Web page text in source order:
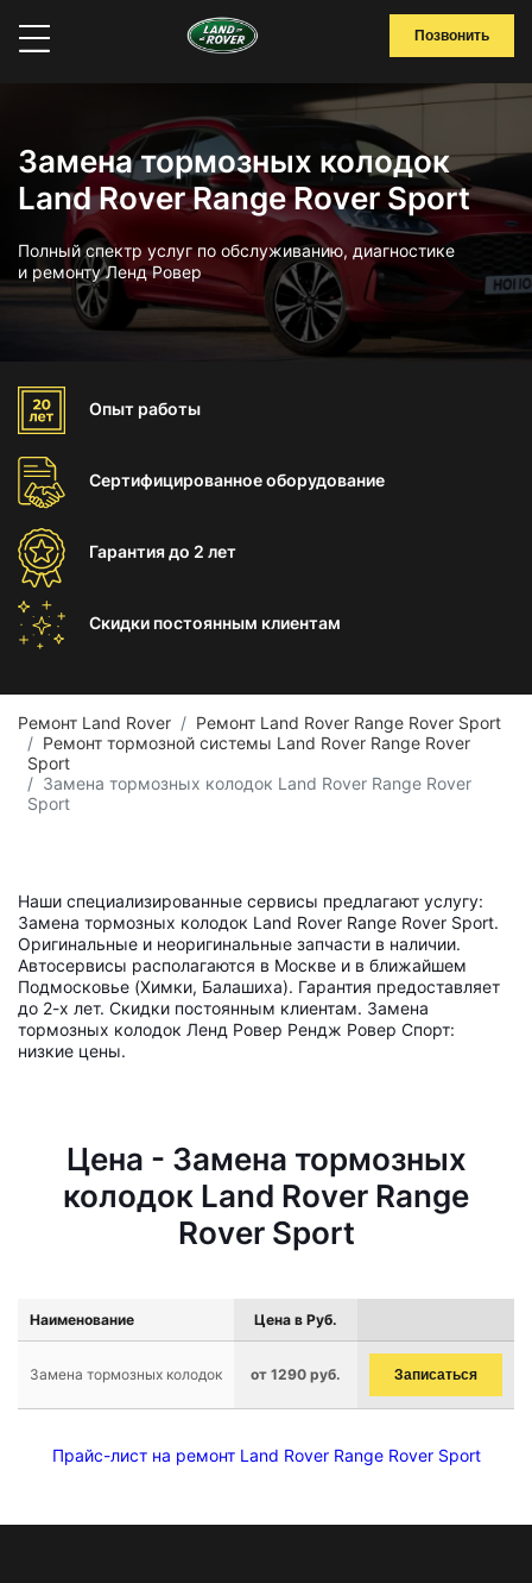
Позвонить
Замена тормозных колодок
Land Rover Range Rover Sport
Полный спектр услуг по обслуживанию, диагностике
и ремонту Ленд Ровер
Опыт работы
Сертифицированноеоборудование
Гарантиядо 2 лет
Скидки постоянным клиентам
Ремонт Land Rover
Ремонт Land Rover Range Rover Sport
Ремонт тормозной системы Land Rover Range Rover
Sport
Замена тормозных колодок Land Rover Range Rover
Sport
Наши специализированные сервисы предлагают услугу:
Замена тормозных колодок Land Rover Range Rover Sport.
Оригинальные и неоригинальные запчасти в наличии.
Автосервисы располагаются в Москве и в ближайшем
Подмосковье (Химки, Балашиха). Гарантия предоставляет
до 2-х лет. Скидки постоянным клиентам. Замена
тормозных колодок Ленд Ровер Рендж Ровер Спорт:
низкие цены.
Цена - Замена тормозных
колодок Land Rover Range
Rover Sport
Наименование Цена в Руб.
Замена тормозных колодок от 1290 руб. Записаться
Прайс-лист на ремонт Land Rover Range Rover Sport